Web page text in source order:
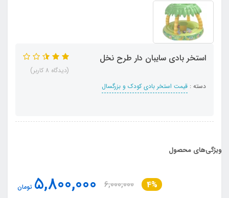
استخر بادی سایبان دار طرح نخل
دسته : قیمت استخر بادی کودک و بزرگسال
(دیدگاه 8 کاربر)
ویژگی‌های محصول
4%
6,000,000
5,800,000 تومان